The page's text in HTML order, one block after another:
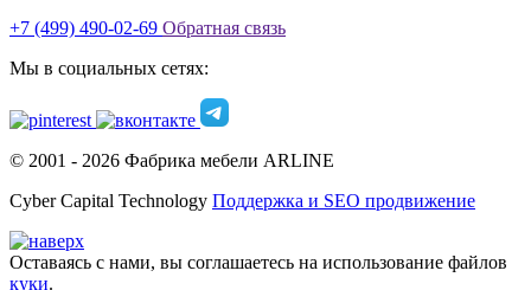
+7 (499) 490-02-69 Обратная связь
Мы в социальных сетях:
© 2001 - 2026 Фабрика мебели ARLINE
Cyber Capital Technology Поддержка и SEO продвижение
Оставаясь с нами, вы соглашаетесь на использование файлов
куки.